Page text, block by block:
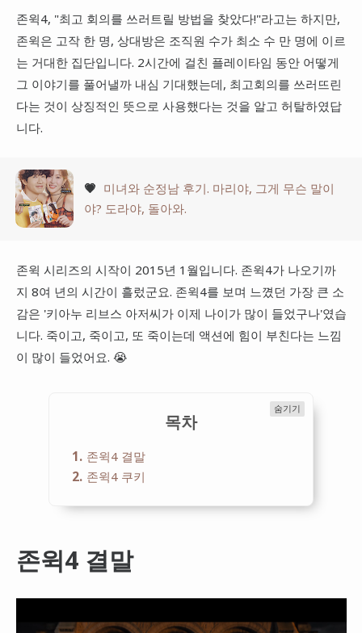
존윅4, "최고 회의를 쓰러트릴 방법을 찾았다!"라고는 하지만,
존윅은 고작 한 명, 상대방은 조직원 수가 최소 수 만 명에 이르
는 거대한 집단입니다. 2시간에 걸친 플레이타임 동안 어떻게
그 이야기를 풀어낼까 내심 기대했는데, 최고회의를 쓰러뜨린
다는 것이 상징적인 뜻으로 사용했다는 것을 알고 허탈하였답
니다.
💗 미녀와 순정남 후기. 마리야, 그게 무슨 말이
야? 도라야, 돌아와.
존윅 시리즈의 시작이 2015년 1월입니다. 존윅4가 나오기까
지 8여 년의 시간이 흘렀군요. 존윅4를 보며 느꼈던 가장 큰 소
감은 '키아누 리브스 아저씨가 이제 나이가 많이 들었구나'였습
니다. 죽이고, 죽이고, 또 죽이는데 액션에 힘이 부친다는 느낌
이 많이 들었어요. 😭
목차
숨기기
1 존윅4 결말
2 존윅4 쿠키
존윅4 결말